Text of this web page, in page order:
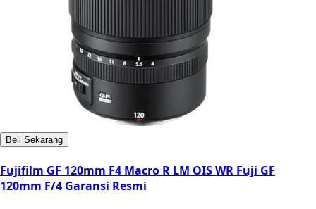
Beli Sekarang
Fujifilm GF 120mm F4 Macro R LM OIS WR Fuji GF
120mm F/4 Garansi Resmi